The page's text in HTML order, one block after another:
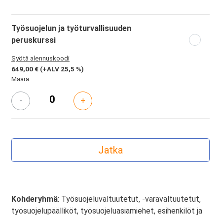
Työsuojelun ja työturvallisuuden
peruskurssi
Syötä alennuskoodi
649,00 € (+ALV 25,5 %)
Määrä:
- +
Kohderyhmä: Työsuojeluvaltuutetut, -varavaltuutetut,
työsuojelupäälliköt, työsuojeluasiamiehet, esihenkilöt ja